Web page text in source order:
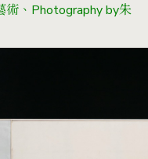
、Photography by朱